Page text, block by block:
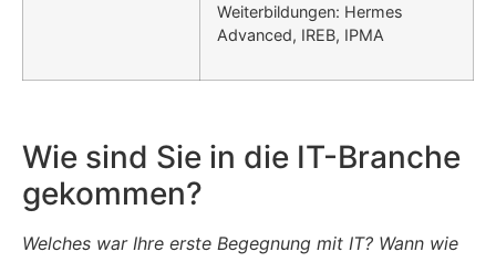
Weiterbildungen: Hermes
Advanced, IREB, IPMA
Wie sind Sie in die IT-Branche
gekommen?
Welches war Ihre erste Begegnung mit IT? Wann wie